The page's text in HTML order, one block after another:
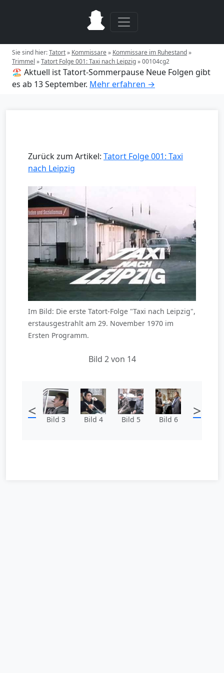
Sie sind hier:Tatort» Kommissare» Kommissare im Ruhestand»
Trimmel »Tatort Folge 001: Taxi nach Leipzig»00104cg2
🏖️ Aktuell ist Tatort-Sommerpause Neue Folgen gibt
es ab 13 September. Mehr erfahren →
Zurück zum Artikel: Tatort Folge 001: Taxi
nach Leipzig
Im Bild: Die erste Tatort-Folge "Taxi nach Leipzig",
erstausgestrahlt am 29. November 1970 im
Ersten Programm.
Bild 2 von 14
< Bild 3 Bild 4 Bild 5 Bild 6 >